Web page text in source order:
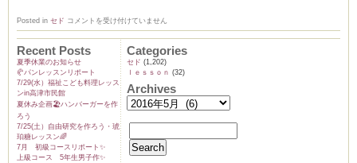
Posted in セド 5
の
レ
ッ
ス
ン
風
は
コメントを受け付けていません
Recent Posts
夏季休業のお知らせ
🥐パンレッスンリポート
7/29(水）福祉こども料理レッス
ンin高津市民館
夏休み企画🏖️ハンバーガーを作
ろう
7/25(土）自由研究を作ろう・琥
珀糖レッスン🌈
7月 初級コースリポート✨️
上級コース 5年生男子作✨️
Categories
セド (1,202)
ｌｅｓｓｏｎ (32)
Archives